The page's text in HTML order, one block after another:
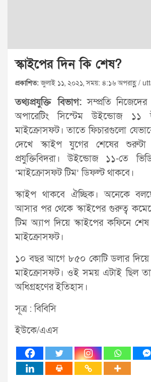
স্কাইপের দিন কি শেষ?
প্রকাশিত:জুলাই ১১, ২০২১, সময়: ৪:১৬ অপরাহ্ণ /
তথ্যপ্রযুক্তি বিভাগ:সম্প্রতি নিজেদের
অপারেটিং সিস্টেম উইন্ডোজ ১১
মাইক্রোসফট। তাতে ফিচারগুলো
দেখে স্কাইপ যুগের শেষের শুরুটা
প্রযুক্তিবিদরা। উইন্ডোজ ১১-তে
‘মাইক্রোসফট টিম’ ডিফল্ট থাকবে।
স্কাইপ থাকবে ঐচ্ছিক। অনেকে
আসার পর থেকে স্কাইপের গুরুত্ব
টিম অ্যাপ দিয়ে স্কাইপের কফিনে
মাইক্রোসফট।
১০ বছর আগে ৮৫০ কোটি ডলার দিয়ে
মাইক্রোসফট। ওই সময় এটাই ছিল
অধিগ্রহণের ইতিহাস।
সূত্র : বিবিসি
ইউকে/এএস